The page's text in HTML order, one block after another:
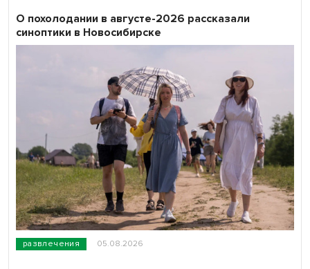
развлечения 05.08.2026
О похолодании в августе-2026 рассказали
синоптики в Новосибирске